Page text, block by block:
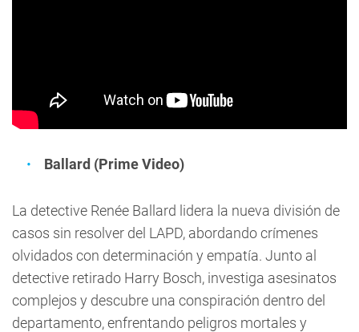
Ballard (Prime Video)
La detective Renée Ballard lidera la nueva división de
casos sin resolver del LAPD, abordando crímenes
olvidados con determinación y empatía. Junto al
detective retirado Harry Bosch, investiga asesinatos
complejos y descubre una conspiración dentro del
departamento, enfrentando peligros mortales y